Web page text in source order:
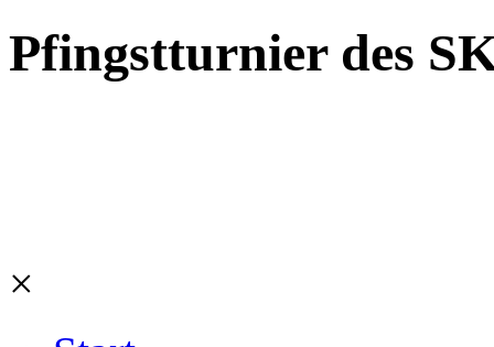
Pfingstturnier des
×